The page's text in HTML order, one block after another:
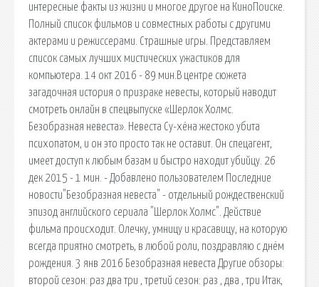
интересные факты из жизни и многое другое на КиноПоиске.
Полный список фильмов и совместных работы с другими
актерами и режиссерами. Страшные игры. Представляем
список самых лучших мистических ужастиков для
компьютера. 14 окт 2016 - 89 мин.В центре сюжета
загадочная история о призраке невесты, который наводит
смотреть онлайн в спецвыпуске «Шерлок Холмс.
Безобразная невеста». Невеста Су-хёна жестоко убита
психопатом, и он это просто так не оставит. Он спецагент,
имеет доступ к любым базам и быстро находит убийцу. 26
дек 2015 - 1 мин. - Добавлено пользователем Последние
новости"Безобразная невеста" - отдельный рождественский
эпизод английского сериала "Шерлок Холмс". Действие
фильма происходит. Олечку, умницу и красавицу, на которую
всегда приятно смотреть, в любой роли, поздравляю с днём
рождения. 3 янв 2016 Безобразная невеста Другие обзоры:
второй сезон: раз два три , третий сезон: раз , два , три Итак,